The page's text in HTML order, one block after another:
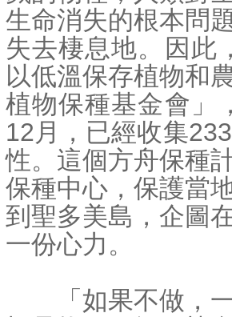
生命消失的根本問
失去棲息地。因此
以低溫保存植物和
植物保種基金會」
12月，已經收集
性。這個方舟保種
保種中心，保護當
到聖多美島，企圖
一份心力。
「如果不做，一